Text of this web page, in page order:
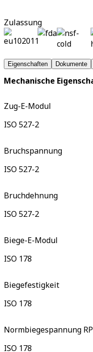
Zulassung
Eigenschaften Dokumente
Mechanische
Zug-E-Modul
ISO 527-2
Bruchspannung
ISO 527-2
Bruchdehnung
ISO 527-2
Biege-E-Modul
ISO 178
Biegefestigkeit
ISO 178
Normbiegespannung
ISO 178